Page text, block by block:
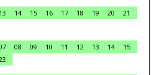
13 14 15 16 17 18 19 20
21
08 09 10 11 12 13 14
15